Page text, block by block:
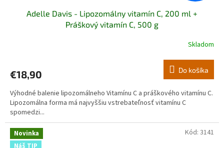
Adelle Davis - Lipozomálny vitamín C, 200 ml +
Práškový vitamín C, 500 g
je
z
5
hviezdičiek.
Skladom
€18,90 Do košíka
Výhodné balenie lipozomálneho Vitamínu C a práškového vitamínu C.
Lipozomálna forma má najvyššiu vstrebateľnosť vitamínu C
spomedzi...
Novinka
Náš TIP
Kód: 3141